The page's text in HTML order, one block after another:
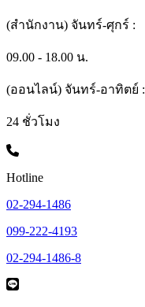
(สำนักงาน) จันทร์-ศุกร์ :
09.00 - 18.00 น.
(ออนไลน์) จันทร์-อาทิตย์ :
24 ชั่วโมง
Hotline
02-294-1486
099-222-4193
02-294-1486-8